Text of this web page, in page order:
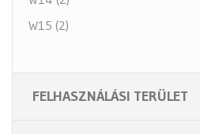
W15 (2)
FELHASZNÁLÁSI TERÜLET